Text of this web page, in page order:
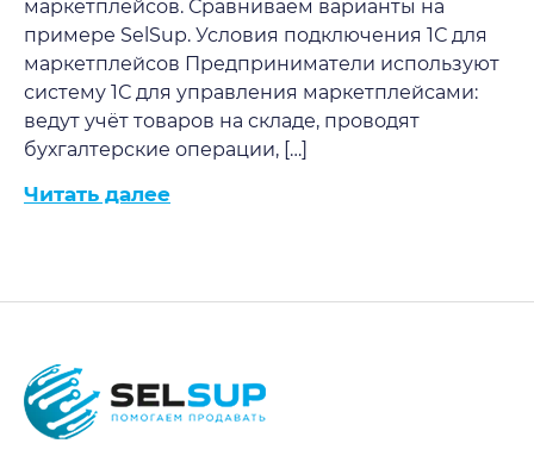
маркетплейсов. Сравниваем варианты на
примере SelSup. Условия подключения 1С для
маркетплейсов Предприниматели используют
систему 1С для управления маркетплейсами:
ведут учёт товаров на складе, проводят
бухгалтерские операции, […]
Читать далее